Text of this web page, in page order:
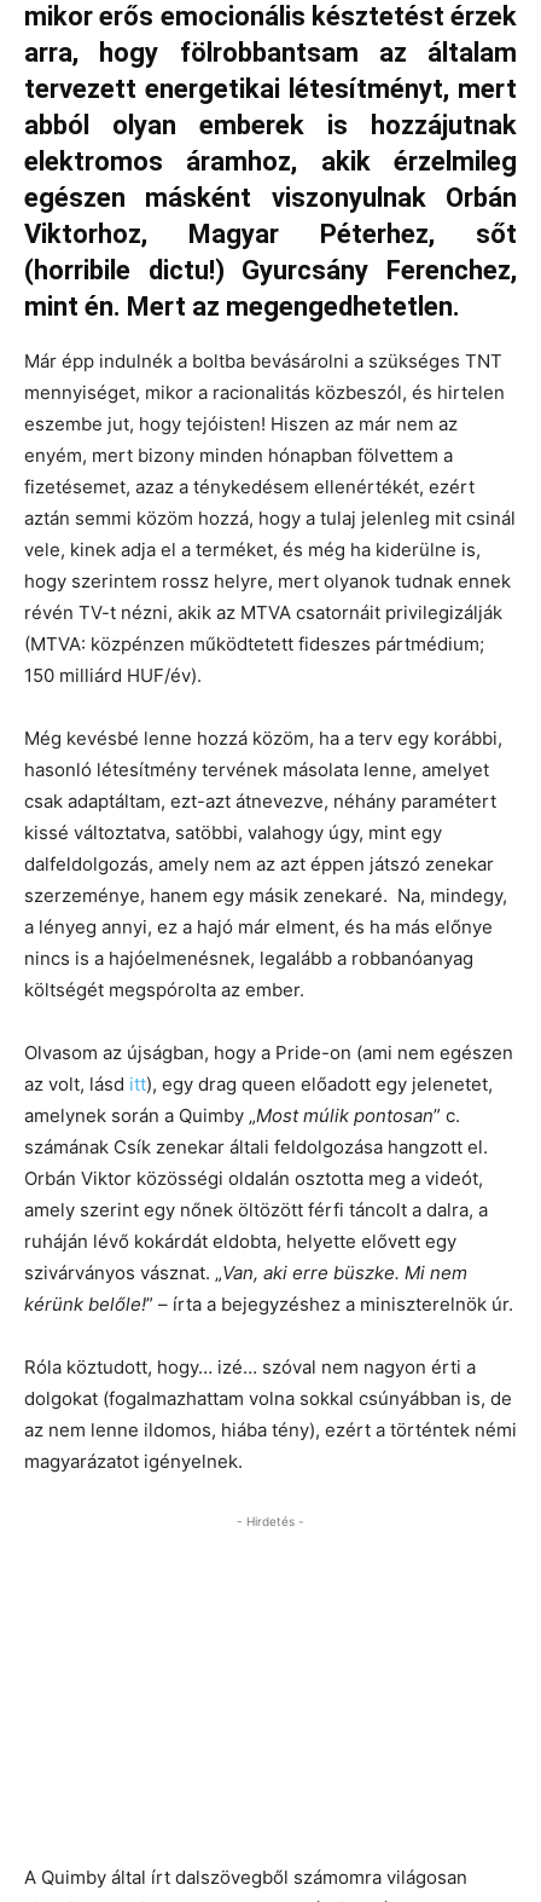
mikor erős emocionális késztetést érzek
arra, hogy fölrobbantsam az általam
tervezett energetikai létesítményt, mert
abból olyan emberek is hozzájutnak
elektromos áramhoz, akik érzelmileg
egészen másként viszonyulnak Orbán
Viktorhoz, Magyar Péterhez, sőt
(horribile dictu!) Gyurcsány Ferenchez,
mint én. Mert az megengedhetetlen.
Már épp indulnék a boltba bevásárolni a szükséges TNT
mennyiséget, mikor a racionalitás közbeszól, és hirtelen
eszembe jut, hogy tejóisten! Hiszen az már nem az
enyém, mert bizony minden hónapban fölvettem a
fizetésemet, azaz a ténykedésem ellenértékét, ezért
aztán semmi közöm hozzá, hogy a tulaj jelenleg mit csinál
vele, kinek adja el a terméket, és még ha kiderülne is,
hogy szerintem rossz helyre, mert olyanok tudnak ennek
révén TV-t nézni, akik az MTVA csatornáit privilegizálják
(MTVA: közpénzen működtetett fideszes pártmédium;
150 milliárd HUF/év).
Még kevésbé lenne hozzá közöm, ha a terv egy korábbi,
hasonló létesítmény tervének másolata lenne, amelyet
csak adaptáltam, ezt-azt átnevezve, néhány paramétert
kissé változtatva, satöbbi, valahogy úgy, mint egy
dalfeldolgozás, amely nem az azt éppen játszó zenekar
szerzeménye, hanem egy másik zenekaré. Na, mindegy,
a lényeg annyi, ez a hajó már elment, és ha más előnye
nincs is a hajóelmenésnek, legalább a robbanóanyag
költségét megspórolta az ember.
Olvasom az újságban, hogy a Pride-on (ami nem egészen
az volt, lásd itt), egy drag queen előadott egy jelenetet,
amelynek során a Quimby „Most múlik pontosan” c.
számának Csík zenekar általi feldolgozása hangzott el.
Orbán Viktor közösségi oldalán osztotta meg a videót,
amely szerint egy nőnek öltözött férfi táncolt a dalra, a
ruháján lévő kokárdát eldobta, helyette elővett egy
szivárványos vásznat. „Van, aki erre büszke. Mi nem
kérünk belőle!” – írta a bejegyzéshez a miniszterelnök úr.
Róla köztudott, hogy… izé… szóval nem nagyon érti a
dolgokat (fogalmazhattam volna sokkal csúnyábban is, de
az nem lenne ildomos, hiába tény), ezért a történtek némi
magyarázatot igényelnek.
- Hirdetés -
A Quimby által írt dalszövegből számomra világosan